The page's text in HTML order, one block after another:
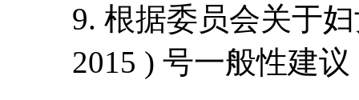
9. 根据委员会关于
2015 ) 号一般性建